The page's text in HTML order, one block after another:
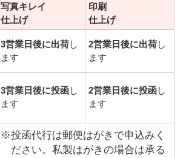
写真キレイ
仕上げ
印刷
仕上げ
3営業日後に出荷し
ます
2営業日後に出荷し
ます
3営業日後に投函し
ます
2営業日後に投函し
ます
※投函代行は郵便はがきで申込みく
ださい。私製はがきの場合は承る